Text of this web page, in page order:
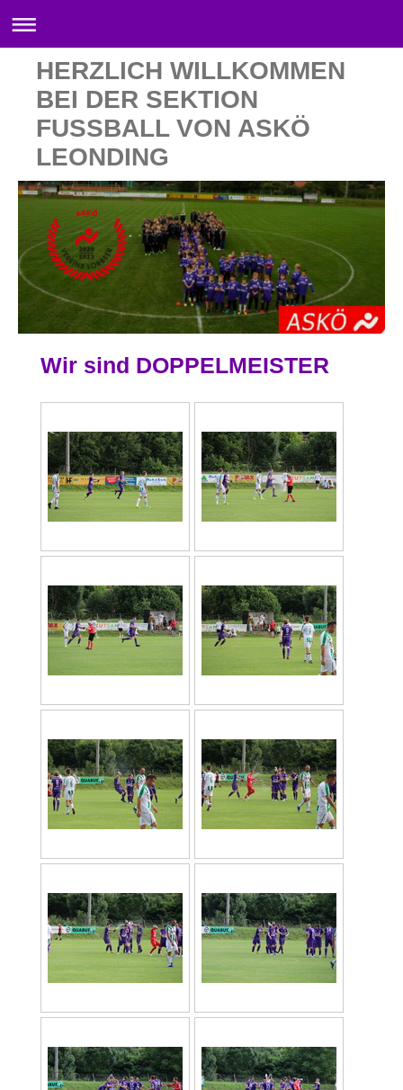
HERZLICH WILLKOMMEN
BEI DER SEKTION
FUSSBALL VON ASKÖ
LEONDING
Wir sind DOPPELMEISTER